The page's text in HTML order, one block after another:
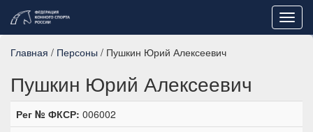
Главная / Персоны / Пушкин Юрий Алексеевич
Пушкин Юрий Алексеевич
Рег № ФКСР: 006002